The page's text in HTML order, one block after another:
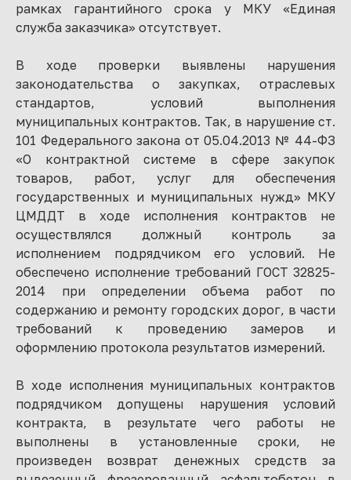
рамках гарантийного срока у МКУ «Единая
служба заказчика» отсутствует.
В ходе проверки выявлены нарушения
законодательства о закупках, отраслевых
стандартов, условий выполнения
муниципальных контрактов. Так, в нарушение ст.
101 Федерального закона от 05.04.2013 № 44-ФЗ
«О контрактной системе в сфере закупок
товаров, работ, услуг для обеспечения
государственных и муниципальных нужд» МКУ
ЦМДДТ в ходе исполнения контрактов не
осуществлялся должный контроль за
исполнением подрядчиком его условий. Не
обеспечено исполнение требований ГОСТ 32825-
2014 при определении объема работ по
содержанию и ремонту городских дорог, в части
требований к проведению замеров и
оформлению протокола результатов измерений.
В ходе исполнения муниципальных контрактов
подрядчиком допущены нарушения условий
контракта, в результате чего работы не
выполнены в установленные сроки, не
произведен возврат денежных средств за